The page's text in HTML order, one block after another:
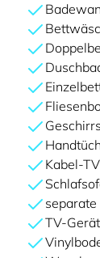
Kabel-TV
TV-Gerät